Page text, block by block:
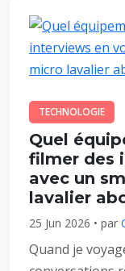
TECHNOLOGIE
Quel
filmer des
avec un
lavalier
25 Jun 2026 • par
Quand je